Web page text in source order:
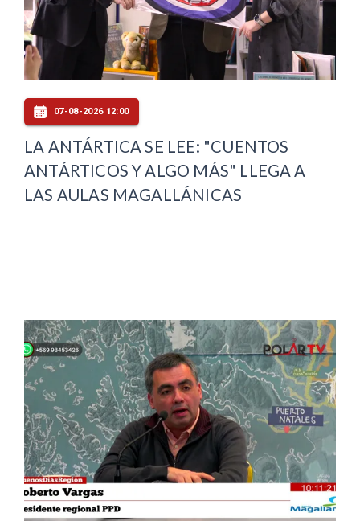
07-08-2026 12:00
LA ANTÁRTICA SE LEE: "CUENTOS
ANTÁRTICOS Y ALGO MÁS" LLEGA A
LAS AULAS MAGALLÁNICAS